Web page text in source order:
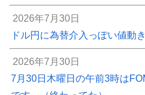
2026年7月30日
ドル円に為替介入っぽい値動
2026年7月30日
7月30日木曜日の午前3時は